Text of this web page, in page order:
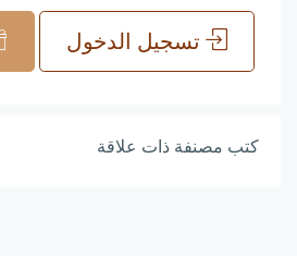
تسجيل الدخول
كتب مصنفة ذات علاقة